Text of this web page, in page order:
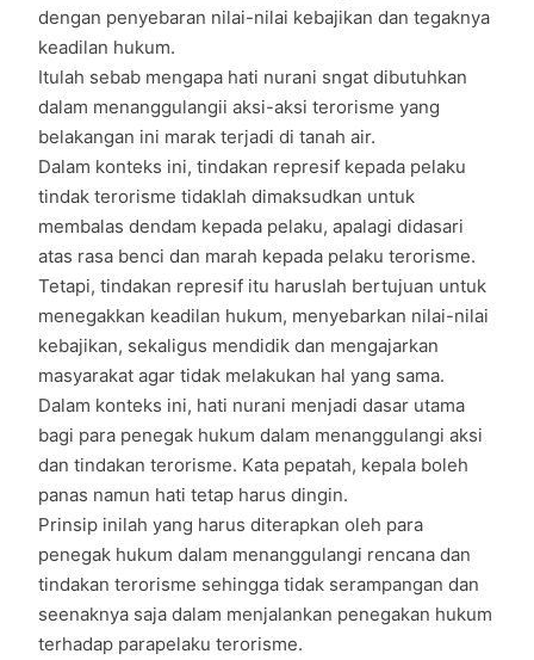
dengan penyebaran nilai-nilai kebajikan dan tegaknya
keadilan hukum.
Itulah sebab mengapa hati nurani sngat dibutuhkan
dalam menanggulangii aksi-aksi terorisme yang
belakangan ini marak terjadi di tanah air.
Dalam konteks ini, tindakan represif kepada pelaku
tindak terorisme tidaklah dimaksudkan untuk
membalas dendam kepada pelaku, apalagi didasari
atas rasa benci dan marah kepada pelaku terorisme.
Tetapi, tindakan represif itu haruslah bertujuan untuk
menegakkan keadilan hukum, menyebarkan nilai-nilai
kebajikan, sekaligus mendidik dan mengajarkan
masyarakat agar tidak melakukan hal yang sama.
Dalam konteks ini, hati nurani menjadi dasar utama
bagi para penegak hukum dalam menanggulangi aksi
dan tindakan terorisme. Kata pepatah, kepala boleh
panas namun hati tetap harus dingin.
Prinsip inilah yang harus diterapkan oleh para
penegak hukum dalam menanggulangi rencana dan
tindakan terorisme sehingga tidak serampangan dan
seenaknya saja dalam menjalankan penegakan hukum
terhadap parapelaku terorisme.